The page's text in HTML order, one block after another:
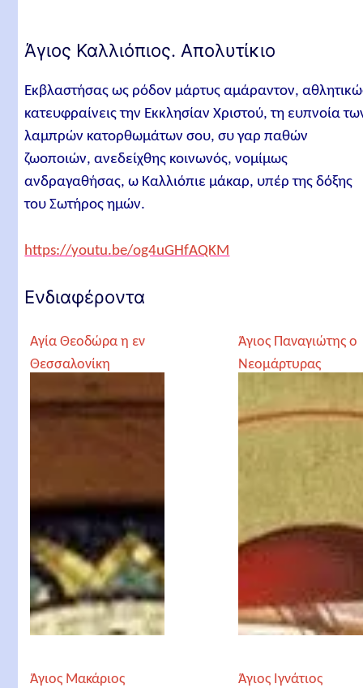
Άγιος Καλλιόπιος. Απολυτίκιο
Εκβλαστήσας ως ρόδον μάρτυς αμάραντον,
κατευφραίνεις την Εκκλησίαν Χριστού, τη ευπνοία
λαμπρών κατορθωμάτων σου, συ γαρ παθών
ζωοποιών, ανεδείχθης κοινωνός, νομίμως
ανδραγαθήσας, ω Καλλιόπιε μάκαρ, υπέρ της δόξης
του Σωτήρος ημών.
https://youtu.be/og4uGHfAQKM
Ενδιαφέροντα
Αγία Θεοδώρα η εν
Θεσσαλονίκη
Άγιος Παναγιώτης ο
Νεομάρτυρας
Άγιος Μακάριος Άγιος Ιγνάτιος